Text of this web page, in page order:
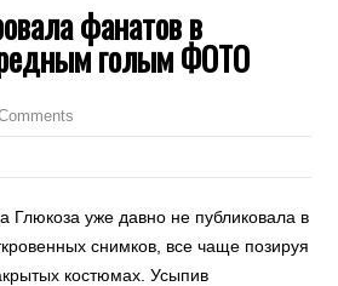
фанатов в
голым ФОТО
Глюкоза уже давно не публиковала в
снимков, все чаще позируя
костюмах. Усыпив